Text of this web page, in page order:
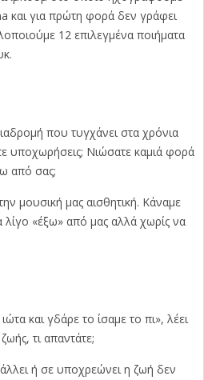
και για πρώτη φορά δεν γράφει
12 επιλεγμένα ποιήματα
που τυγχάνει στα χρόνια
υποχωρήσεις; Νιώσατε καμιά φορά
από σας;
μουσική μας αισθητική. Κάναμε
λίγο «έξω» από μας αλλά χωρίς να
και γδάρε το ίσαμε το πι», λέει
τι απαντάτε;
ή σε υποχρεώνει η ζωή δεν